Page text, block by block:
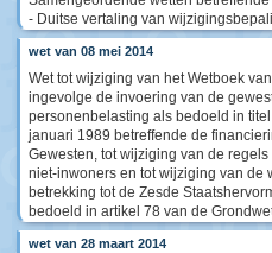
- Duitse vertaling van
wet van 08 mei 2014
Wet tot wijziging van het Wetboek
ingevolge de invoering van de
personenbelasting als bedoeld in
januari 1989 betreffende de
Gewesten, tot wijziging van de
niet-inwoners en tot wijziging van de
betrekking tot de Zesde
bedoeld in artikel 78 van de
wet van 28 maart 2014